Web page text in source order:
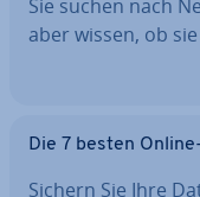
Sie suchen nach
aber wissen, ob
Die 7 besten
Sichern Sie Ihre